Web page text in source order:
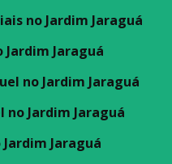
no Jardim Jaraguá
Jaraguá
no Jardim Jaraguá
Jardim Jaraguá
Jaraguá